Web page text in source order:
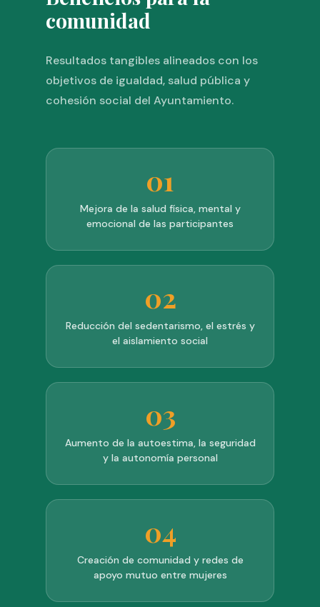
comunidad
Resultados tangibles alineados con los
objetivos de igualdad, salud pública y
cohesión social del Ayuntamiento.
01
Mejora de la salud física, mental y
emocional de las participantes
02
Reducción del sedentarismo, el estrés y
el aislamiento social
03
Aumento de la autoestima, la seguridad
y la autonomía personal
04
Creación de comunidad y redes de
apoyo mutuo entre mujeres